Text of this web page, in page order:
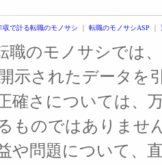
収で計る転職のモノサシ ｜ 転職のモノサシASP ｜
職のモノサシでは
示されたデータを
確さについては、
ものではありませ
や問題について、